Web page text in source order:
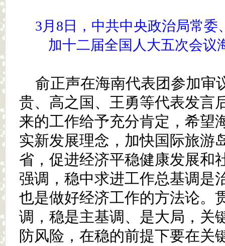
3月8日，中共中央政治局常
加十二届全国人大五次会议
俞正声在海南代表团参加审
贵、高之国、王勇等代表发言
来的工作给予充分肯定，希望
实新发展理念，加快国际旅游
省，促进经济平稳健康发展和
强调，稳中求进工作总基调是
也是做好经济工作的方法论。
调，稳是主基调、是大局，关
防风险，在稳的前提下要在关